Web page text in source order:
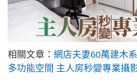
相關文章： 網店夫妻60萬建木
多功能空間 主人房秒變專業攝